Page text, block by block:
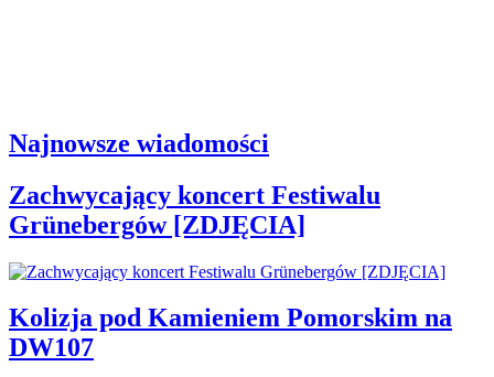
Najnowsze wiadomości
Zachwycający koncert Festiwalu
Grünebergów [ZDJĘCIA]
Kolizja pod Kamieniem Pomorskim na
DW107